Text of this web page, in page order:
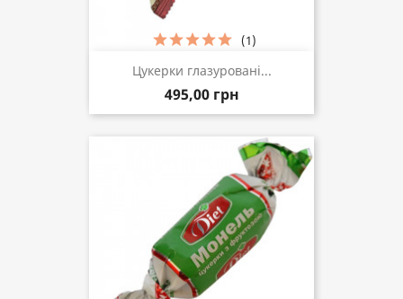
Цукерки глазуровані...
495,00 грн
(1)